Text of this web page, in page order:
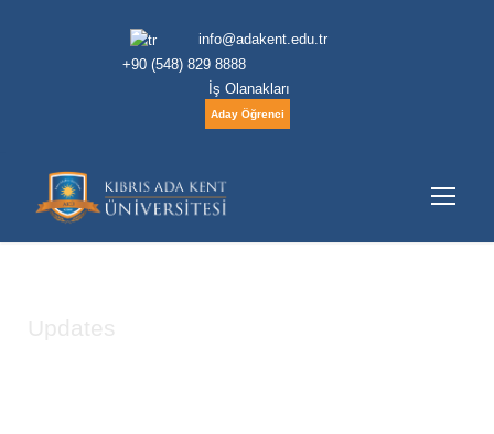
info@adakent.edu.tr
+90 (548) 829 8888
İş Olanakları
Aday Öğrenci